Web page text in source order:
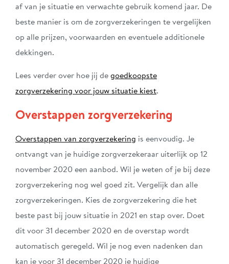
af van je situatie en verwachte gebruik komend jaar. De
beste manier is om de zorgverzekeringen te vergelijken
op alle prijzen, voorwaarden en eventuele additionele
dekkingen.
Lees verder over hoe jij degoedkoopste
zorgverzekering voor jouw situatie kiest.
Overstappen zorgverzekering
Overstappen van zorgverzekering is eenvoudig. Je
ontvangt van je huidige zorgverzekeraar uiterlijk op 12
november 2020 een aanbod. Wil je weten of je bij deze
zorgverzekering nog wel goed zit. Vergelijk dan alle
zorgverzekeringen. Kies de zorgverzekering die het
beste past bij jouw situatie in 2021 en stap over. Doet
dit voor 31 december 2020 en de overstap wordt
automatisch geregeld. Wil je nog even nadenken dan
kan je voor 31 december 2020 je huidige